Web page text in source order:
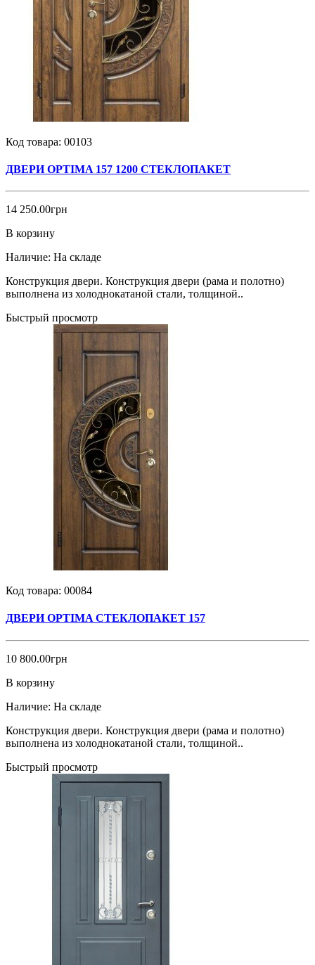
Код товара: 00103
ДВЕРИ OPTIMA 157 1200 СТЕКЛОПАКЕТ
14 250.00грн
В корзину
Наличие: На складе
Конструкция двери. Конструкция двери (рама и полотно)
выполнена из холоднокатаной стали, толщиной..
Быстрый просмотр
Код товара: 00084
ДВЕРИ OPTIMA СТЕКЛОПАКЕТ 157
10 800.00грн
В корзину
Наличие: На складе
Конструкция двери. Конструкция двери (рама и полотно)
выполнена из холоднокатаной стали, толщиной..
Быстрый просмотр